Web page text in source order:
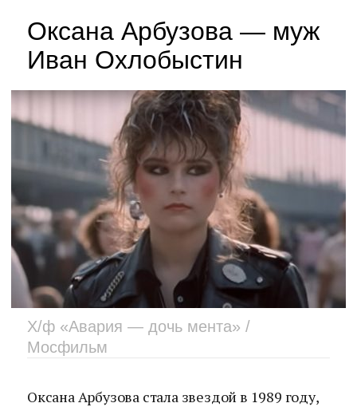
Оксана Арбузова — муж
Иван Охлобыстин
Х/ф «Авария — дочь мента» /
Мосфильм
Оксана Арбузова стала звездой в 1989 году,